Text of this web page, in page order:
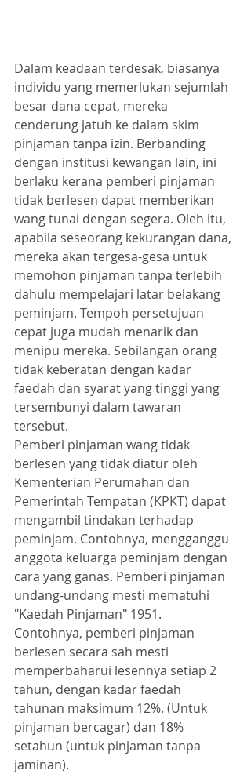
Dalam keadaan terdesak, biasanya
individu yang memerlukan sejumlah
besar dana cepat, mereka
cenderung jatuh ke dalam skim
pinjaman tanpa izin. Berbanding
dengan institusi kewangan lain, ini
berlaku kerana pemberi pinjaman
tidak berlesen dapat memberikan
wang tunai dengan segera. Oleh itu,
apabila seseorang kekurangan dana,
mereka akan tergesa-gesa untuk
memohon pinjaman tanpa terlebih
dahulu mempelajari latar belakang
peminjam. Tempoh persetujuan
cepat juga mudah menarik dan
menipu mereka. Sebilangan orang
tidak keberatan dengan kadar
faedah dan syarat yang tinggi yang
tersembunyi dalam tawaran
tersebut.
Pemberi pinjaman wang tidak
berlesen yang tidak diatur oleh
Kementerian Perumahan dan
Pemerintah Tempatan (KPKT) dapat
mengambil tindakan terhadap
peminjam. Contohnya, mengganggu
anggota keluarga peminjam dengan
cara yang ganas. Pemberi pinjaman
undang-undang mesti mematuhi
"Kaedah Pinjaman" 1951.
Contohnya, pemberi pinjaman
berlesen secara sah mesti
memperbaharui lesennya setiap 2
tahun, dengan kadar faedah
tahunan maksimum 12%. (Untuk
pinjaman bercagar) dan 18%
setahun (untuk pinjaman tanpa
jaminan).